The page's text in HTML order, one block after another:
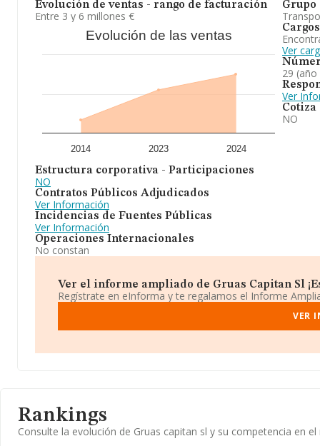
Evolución de ventas - rango de facturación
Entre 3 y 6 millones €
Evolución de las ventas
2014 2023 2024
Estructura corporativa - Participaciones
NO
Contratos Públicos Adjudicados
Ver Información
Incidencias de Fuentes Públicas
Ver Información
Operaciones Internacionales
No constan
Grupo
Cargos
Ver
29 (año
Ver
Cotiza
NO
Ver el informe ampliado de Gruas Capitan Sl
Regístrate en eInforma y te regalamos el Informe
VER
Rankings
Consulte la evolución de Gruas capitan sl y su competencia en